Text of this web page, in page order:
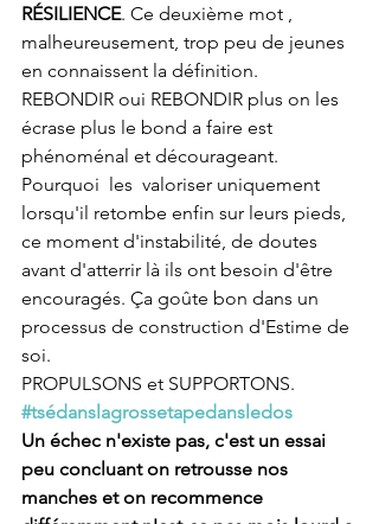
RÉSILIENCE. Ce deuxième mot ,
malheureusement, trop peu de jeunes
en connaissent la définition.
REBONDIR oui REBONDIR plus on les
écrase plus le bond a faire est
phénoménal et décourageant.
Pourquoi  les  valoriser uniquement
lorsqu'il retombe enfin sur leurs pieds,
ce moment d'instabilité, de doutes
avant d'atterrir là ils ont besoin d'être
encouragés. Ça goûte bon dans un
processus de construction d'Estime de
soi.
PROPULSONS et SUPPORTONS.
#tsédanslagrossetapedansledos
Un échec n'existe pas, c'est un essai
peu concluant on retrousse nos
manches et on recommence